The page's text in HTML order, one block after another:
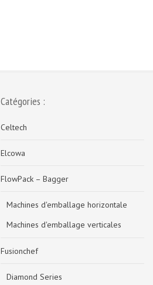
Catégories :
Celtech
Elcowa
FlowPack – Bagger
Machines d'emballage horizontale
Machines d'emballage verticales
Fusionchef
Diamond Series